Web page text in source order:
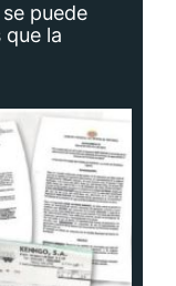
puede
que la